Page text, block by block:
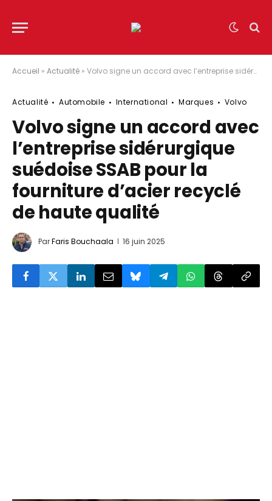
Accueil » Actualité » Volvo signe un accord avec l’entreprise sidérurgique suédoise SSAB pour la fourniture d’acier recyclé de haute qualité
Actualité Automobile International Marques Volvo
Volvo signe un accord avec
l’entreprise sidérurgique
suédoise SSAB pour la
fourniture d’acier recyclé
de haute qualité
ParFaris Bouchaala 16 juin 2025